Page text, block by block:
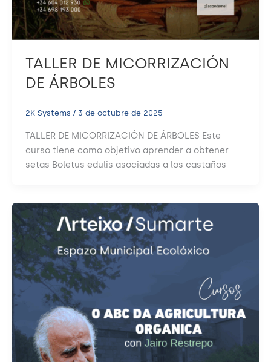
TALLER DE MICORRIZACIÓN
DE ÁRBOLES
2K Systems / 3 de octubre de 2025
TALLER DE MICORRIZACIÓN DE ÁRBOLES Este
curso tiene como objetivo aprender a obtener
setas Boletus edulis asociadas a los castaños